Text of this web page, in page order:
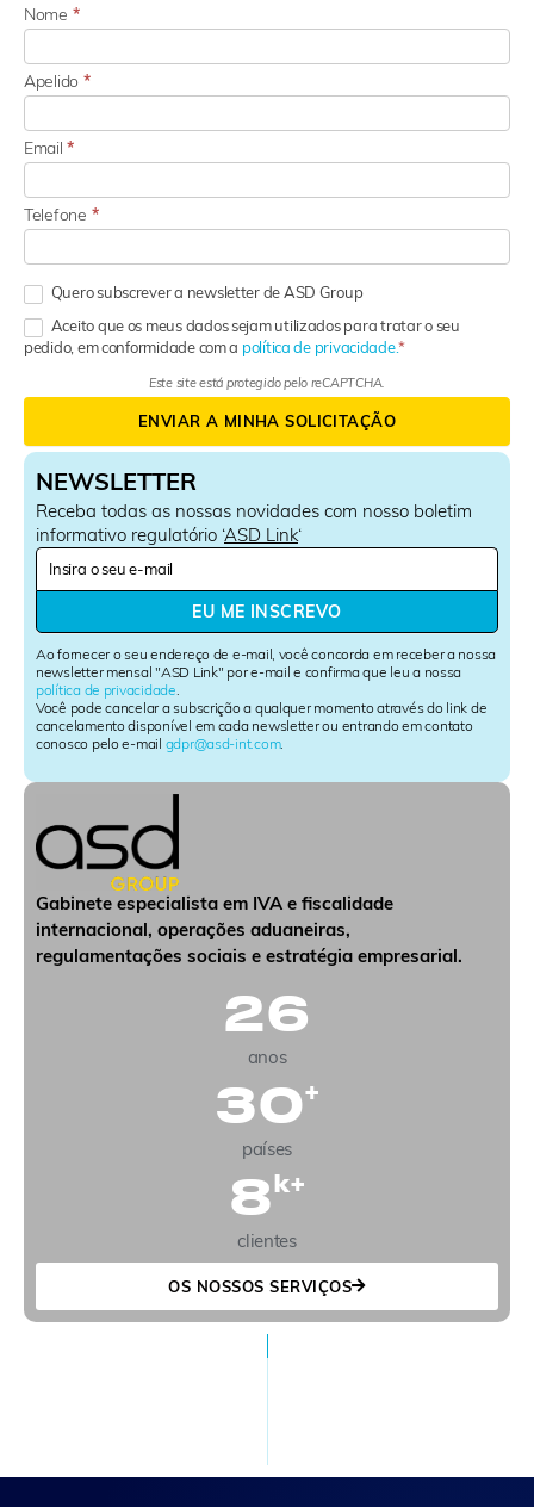
NEWSLETTER
Receba todas as nossas novidades com nosso boletim
informativo regulatório ‘ASD Link‘
N
s
l
e
t
t
e
S
g
n
p
Ao fornecer o seu endereço de e-mail, você concorda em receber a nossa
newsletter mensal "ASD Link" por e-mail e confirma que leu a nossa
política de privacidade
Você pode cancelar a subscrição a qualquer momento através do link de
cancelamento disponível em cada newsletter ou entrando em contato
conosco pelo e-mail gdpr@asd-int.com.
EU ME INSCREVO
Gabinete especialista em IVA e fiscalidade
internacional, operações aduaneiras,
regulamentações sociais e estratégia empresarial.
anos
26
países
30+
clientes
8k+
OS NOSSOS SERVIÇOS
Nome *
Apelido *
Email*
Telefone *
Quero subscrever a newsletter de ASD Group
Aceito que os meus dados sejam utilizados para tratar o seu
pedido, em conformidade com a política de privacidade.
Este site está protegido pelo reCAPTCHA.
ENVIAR A MINHA SOLICITAÇÃO